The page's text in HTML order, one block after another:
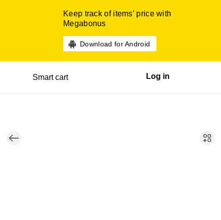
Keep track of items’ price with
Megabonus
Download for Android
Smart cart Log in